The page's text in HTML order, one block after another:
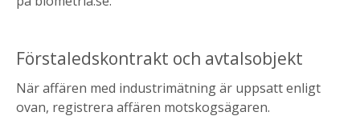
Förstaledskontrakt och avtalsobjekt
När affären med industrimätning är uppsatt enligt
ovan, registrera affären motskogsägaren.